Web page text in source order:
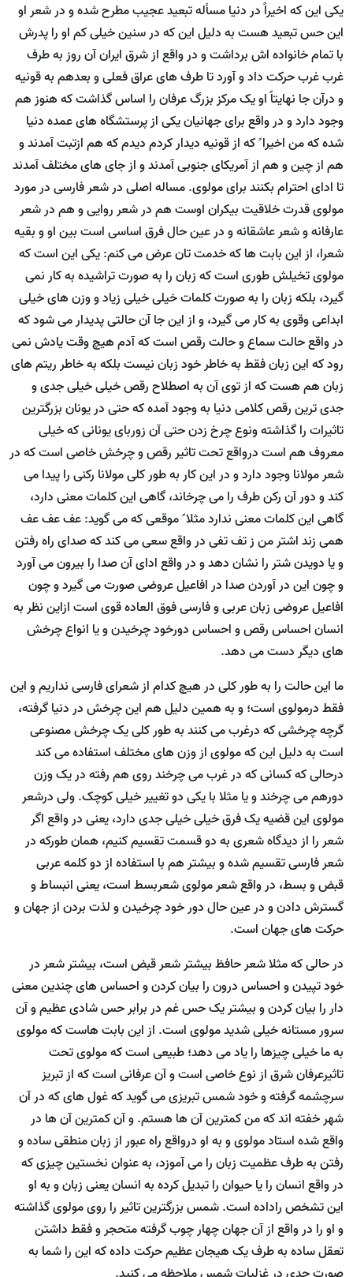
یکی این که اخیراً در دنیا مسأله تبعید عجیب مطرح شده و در شعر او
این حس تبعید هست به دلیل این که در سنین خیلی کم او را پدرش
با تمام خانواده اش برداشت و در واقع از شرق ایران آن روز به طرف
غرب غرب حرکت داد و آورد تا طرف های عراق فعلی و بعدهم به قونیه
و درآن جا نهایتاً او یک مرکز بزرگ عرفان را اساس گذاشت که هنوز هم
وجود دارد و در واقع برای جهانیان یکی از پرستشگاه های عمده دنیا
شده که من اخیرا ً که از قونیه دیدار کردم دیدم که هم ازتبت آمدند و
هم از چین و هم از آمریکای جنوبی آمدند و از جای های مختلف آمدند
تا ادای احترام بکنند برای مولوی. مساله اصلی در شعر فارسی در مورد
مولوی قدرت خلاقیت بیکران اوست هم در شعر روایی و هم در شعر
عارفانه و شعر عاشقانه و در عین حال فرق اساسی است بین او و بقیه
شعرا، از این بابت ها که خدمت تان عرض می کنم: یکی این است که
مولوی تخیلش طوری است که زبان را به صورت تراشیده به کار نمی
گیرد، بلکه زبان را به صورت کلمات خیلی خیلی زیاد و وزن های خیلی
ابداعی وقوی به کار می گیرد، و از این جا آن حالتی پدیدار می شود که
در واقع حالت سماع و حالت رقص است که آدم هیچ وقت یادش نمی
رود که این زبان فقط به خاطر خود زبان نیست بلکه به خاطر ریتم های
زبان هم هست که از توی آن به اصطلاح رقص خیلی خیلی جدی و
جدی ترین رقص کلامی دنیا به وجود آمده که حتی در یونان بزرگترین
تاثیرات را گذاشته ونوع چرخ زدن حتی آن زوربای یونانی که خیلی
معروف هم است درواقع تحت تاثیر رقص و چرخش خاصی است که در
شعر مولانا وجود دارد و در این کار به طور کلی مولانا رکنی را پیدا می
کند و دور آن رکن طرف را می چرخاند، گاهی این کلمات معنی دارد،
گاهی این کلمات معنی ندارد مثلا ً موقعی که می گوید: عف عف عف
همی زند اشتر من ز تف تفی در واقع سعی می کند که صدای راه رفتن
و یا دویدن شتر را نشان دهد و در واقع ادای آن صدا را بیرون می آورد
و چون این در آوردن صدا در افاعیل عروضی صورت می گیرد و چون
افاعیل عروضی زبان عربی و فارسی فوق العاده قوی است ازاین نظر به
انسان احساس رقص و احساس دورخود چرخیدن و یا انواع چرخش
های دیگر دست می دهد.
ما این حالت را به طور کلی در هیچ کدام از شعرای فارسی نداریم و این
فقط درمولوی است؛ و به همین دلیل هم این چرخش در دنیا گرفته،
گرچه چرخشی که درغرب می کنند به طور کلی یک چرخش مصنوعی
است به دلیل این که مولوی از وزن های مختلف استفاده می کند
درحالی که کسانی که در غرب می چرخند روی هم رفته در یک وزن
دورهم می چرخند و یا مثلا با یکی دو تغییر خیلی کوچک. ولی درشعر
مولوی این قضیه یک فرق خیلی خیلی جدی دارد، یعنی در واقع اگر
شعر را از دیدگاه شعری به دو قسمت تقسیم کنیم، همان طورکه در
شعر فارسی تقسیم شده و بیشتر هم با استفاده از دو کلمه عربی
قبض و بسط، در واقع شعر مولوی شعربسط است، یعنی انبساط و
گسترش دادن و در عین حال دور خود چرخیدن و لذت بردن از جهان و
حرکت های جهان است.
در حالی که مثلا شعر حافظ بیشتر شعر قبض است، بیشتر شعر در
خود تپیدن و احساس درون را بیان کردن و احساس های چندین معنی
دار را بیان کردن و بیشتر یک حس غم در برابر حس شادی عظیم و آن
سرور مستانه خیلی شدید مولوی است. از این بابت هاست که مولوی
به ما خیلی چیزها را یاد می دهد؛ طبیعی است که مولوی تحت
تاثیرعرفان شرق از نوع خاصی است و آن عرفانی است که از تبریز
سرچشمه گرفته و خود شمس تبریزی می گوید که غول های که در آن
شهر خفته اند که من کمترین آن ها هستم. و آن کمترین آن ها در
واقع شده استاد مولوی و به او درواقع راه عبور از زبان منطقی ساده و
رفتن به طرف عظمیت زبان را می آموزد، به عنوان نخستین چیزی که
در واقع انسان را یا حیوان را تبدیل کرده به انسان یعنی زبان و به او
این تشخص راداده است. شمس بزرگترین تاثیر را روی مولوی گذاشته
و او را در واقع از آن جهان چهار چوب گرفته متحجر و فقط داشتن
تعقل ساده به طرف یک هیجان عظیم حرکت داده که این را شما به